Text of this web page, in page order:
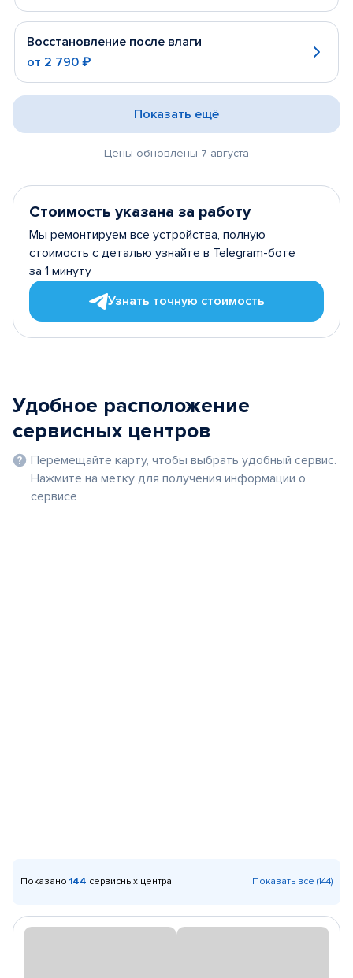
Восстановление после влаги
от 2 790 ₽
Цены обновлены 7 августа
Показать ещё
Стоимость указана за работу
Мы ремонтируем все устройства, полную
стоимость с деталью узнайте в Telegram-боте
за 1 минуту
Узнать точную стоимость
Удобное расположение
сервисных центров
Перемещайте карту, чтобы выбрать удобный сервис.
Нажмите на метку для получения информации о
сервисе
Показано 144 сервисных центра Показать все (144)